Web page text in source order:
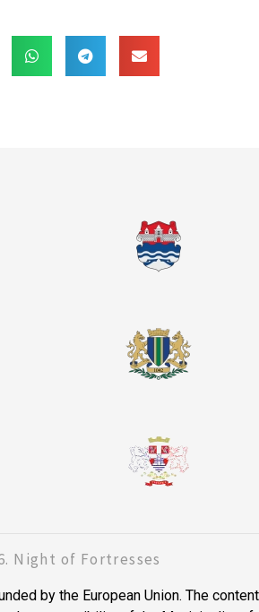
Night of Fortresses
by the European Union. The content